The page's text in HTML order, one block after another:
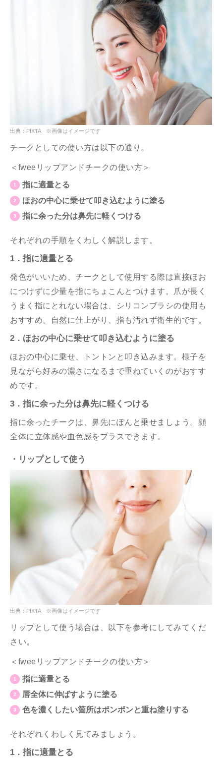
出典：PIXTA ※画像はイメージです
チークとしての使い方は以下の通り。
＜fweeリップアンドチークの使い方＞
指に適量とる
ほおの中心に乗せて叩き込むように塗る
指に余った分は鼻先に軽くつける
それぞれの手順をくわしく解説します。
1．指に適量とる
発色がいいため、チークとして使用する際は直接ほお
につけずに少量を指にちょこんとつけます。爪が長く
うまく指にとれない場合は、シリコンブラシの使用も
おすすめ。自然に仕上がり、指も汚れず衛生的です。
2．ほおの中心に乗せて叩き込むように塗る
ほおの中心に乗せ、トントンと叩き込みます。様子を
見ながら好みの濃さになるまで重ねていくのがおすす
めです。
3．指に余った分は鼻先に軽くつける
指に余ったチークは、鼻先にぽんと乗せましょう。顔
全体に立体感や血色感をプラスできます。
・リップとして使う
出典：PIXTA ※画像はイメージです
リップとして使う場合は、以下を参考にしてみてくだ
さい。
＜fweeリップアンドチークの使い方＞
指に適量とる
唇全体に伸ばすように塗る
色を濃くしたい箇所はポンポンと重ね塗りする
それぞれくわしく見てみましょう。
1．指に適量とる